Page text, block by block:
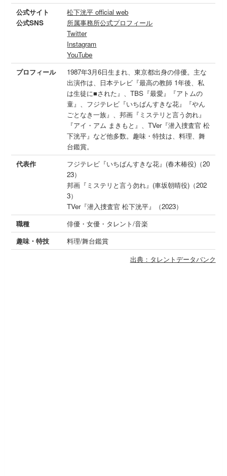
公式サイト
公式SNS
松下洸平 official web
所属事務所公式プロフィール
Twitter
Instagram
YouTube
プロフィール
1987年3月6日生まれ、東京都出身の俳優。主な
出演作は、日本テレビ『最高の教師 1年後、私
は生徒に■された』、TBS『最愛』『アトムの
童』、フジテレビ『いちばんすきな花』『やん
ごとなき一族』、邦画『ミステリと言う勿れ』
『アイ・アム まきもと』、TVer『潜入捜査官 松
下洸平』など他多数。趣味・特技は、料理、舞
台鑑賞。
代表作
フジテレビ『いちばんすきな花』(春木椿役)（20
23）
邦画『ミステリと言う勿れ』(車坂朝晴役)（202
3）
TVer『潜入捜査官 松下洸平』（2023）
職種
俳優・女優・タレント/音楽
趣味・特技
料理/舞台鑑賞
出典：タレントデータバンク